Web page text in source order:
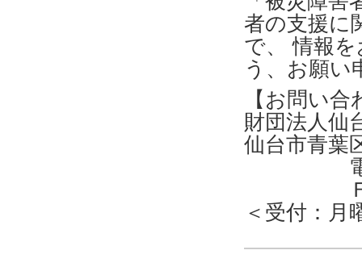
者の支援に
で、 情報
う、お願い
【お問い
財団法人仙
仙台市青葉
電話 ０
ＦＡＸ
＜受付：